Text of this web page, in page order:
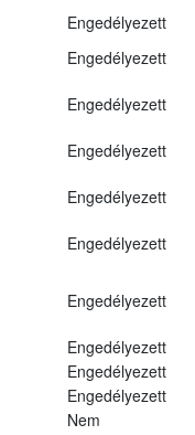
Engedélyezett
Engedélyezett
Engedélyezett
Engedélyezett
Engedélyezett
Engedélyezett
Engedélyezett
Engedélyezett
Engedélyezett
Engedélyezett
Nem